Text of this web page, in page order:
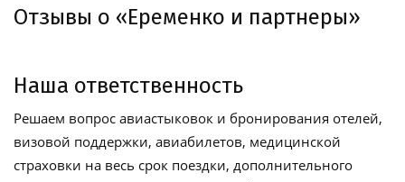
Отзывы о «Еременко и партнеры»
Наша ответственность
Решаем вопрос авиастыковок и бронирования отелей,
визовой поддержки, авиабилетов, медицинской
страховки на весь срок поездки, дополнительного